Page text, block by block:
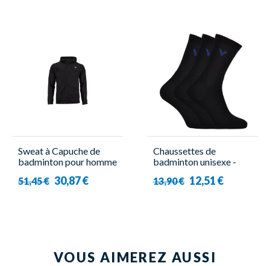
Sweat à Capuche de
badminton pour homme
51,45 € 30,87 €
Chaussettes de
badminton unisexe -
3000 ( x3 )
13,90 € 12,51 €
VOUS AIMEREZ AUSSI